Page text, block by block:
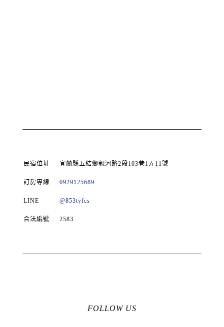
民宿位址 宜蘭縣五結鄉親河路2段103巷1弄11號
訂房專線 0929125689
LINE @853tyfcs
合法編號 2583
FOLLOW US